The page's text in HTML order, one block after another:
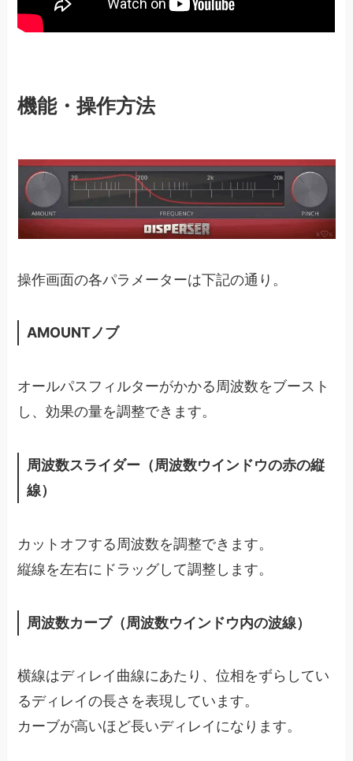
機能・操作方法
操作画面の各パラメーターは下記の通り。
AMOUNTノブ
オールパスフィルターがかかる周波数をブースト
し、効果の量を調整できます。
周波数スライダー（周波数ウインドウの赤の縦
線）
カットオフする周波数を調整できます。
縦線を左右にドラッグして調整します。
周波数カーブ（周波数ウインドウ内の波線）
横線はディレイ曲線にあたり、位相をずらしてい
るディレイの長さを表現しています。
カーブが高いほど長いディレイになります。